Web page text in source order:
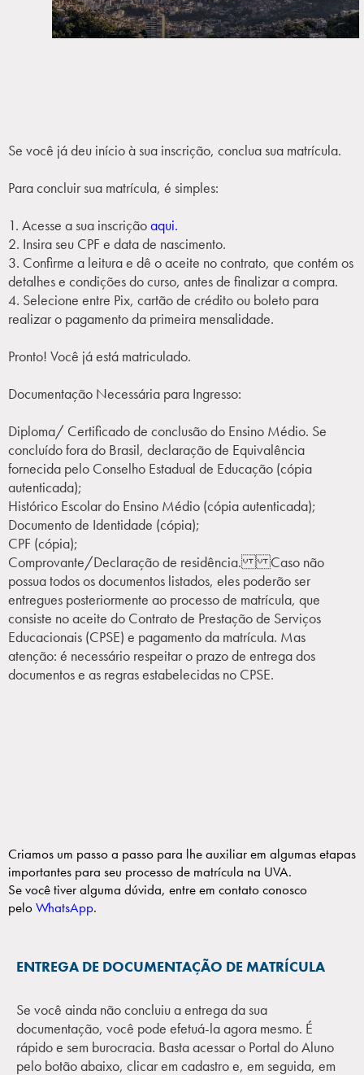
Se você já deu início à sua inscrição, conclua sua matrícula.
Para concluir sua matrícula, é simples:
1. Acesse a sua inscriçãoaqui.
2. Insira seu CPF e data de nascimento.
3. Confirme a leitura e dê o aceite no contrato, que contém os
detalhes e condições do curso, antes de finalizar a compra.
4. Selecione entre Pix, cartão de crédito ou boleto para
realizar o pagamento da primeira mensalidade.
Pronto! Você já está matriculado.
Documentação Necessária para Ingresso:
Diploma/ Certificado de conclusão do Ensino Médio. Se
concluído fora do Brasil, declaração de Equivalência
fornecida pelo Conselho Estadual de Educação (cópia
autenticada);
Histórico Escolar do Ensino Médio (cópia autenticada);
Documento de Identidade (cópia);
CPF (cópia);
Comprovante/Declaração de residência. Caso não
possua todos os documentos listados, eles poderão ser
entregues posteriormente ao processo de matrícula, que
consiste no aceite do Contrato de Prestação de Serviços
Educacionais (CPSE) e pagamento da matrícula. Mas
atenção: é necessário respeitar o prazo de entrega dos
documentos e as regras estabelecidas no CPSE.
Criamos um passo a passo para lhe auxiliar em algumas etapas
importantes para seu processo de matrícula na UVA.
Se você tiver alguma dúvida, entre em contato conosco
peloWhatsApp.
ENTREGA DE DOCUMENTAÇÃO DE MATRÍCULA
Se você ainda não concluiu a entrega da sua
documentação, você pode efetuá-la agora mesmo. É
rápido e sem burocracia. Basta acessar o Portal do Aluno
pelo botão abaixo, clicar em cadastro e, em seguida, em